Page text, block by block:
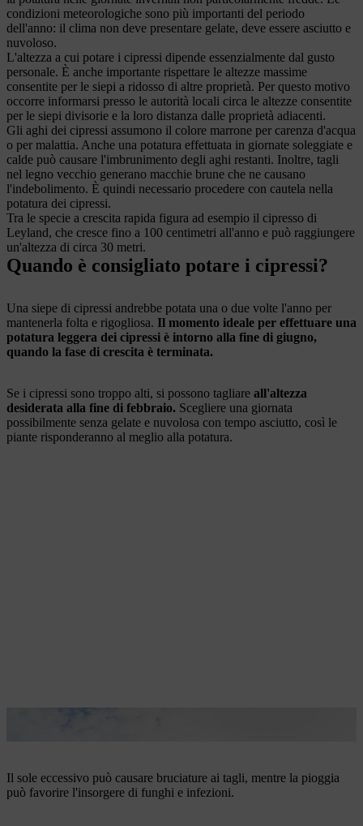
condizioni meteorologiche sono più importanti del periodo
dell'anno: il clima non deve presentare gelate, deve essere asciutto e
nuvoloso.
L'altezza a cui potare i cipressi dipende essenzialmente dal gusto
personale. È anche importante rispettare le altezze massime
consentite per le siepi a ridosso di altre proprietà. Per questo motivo
occorre informarsi presso le autorità locali circa le altezze consentite
per le siepi divisorie e la loro distanza dalle proprietà adiacenti.
Gli aghi dei cipressi assumono il colore marrone per carenza d'acqua
o per malattia. Anche una potatura effettuata in giornate soleggiate e
calde può causare l'imbrunimento degli aghi restanti. Inoltre, tagli
nel legno vecchio generano macchie brune che ne causano
l'indebolimento. È quindi necessario procedere con cautela nella
potatura dei cipressi.
Tra le specie a crescita rapida figura ad esempio il cipresso di
Leyland, che cresce fino a 100 centimetri all'anno e può raggiungere
un'altezza di circa 30 metri.
Quando è consigliato potare i cipressi?
Una siepe di cipressi andrebbe potata una o due volte l'anno per
mantenerla folta e rigogliosa. Il momento ideale per effettuare una
potatura leggera dei cipressi è intorno alla fine di giugno,
quando la fase di crescita è terminata.
Se i cipressi sono troppo alti, si possono tagliare all'altezza
desiderata alla fine di febbraio. Scegliere una giornata
possibilmente senza gelate e nuvolosa con tempo asciutto, così le
piante risponderanno al meglio alla potatura.
Il sole eccessivo può causare bruciature ai tagli, mentre la pioggia
può favorire l'insorgere di funghi e infezioni.